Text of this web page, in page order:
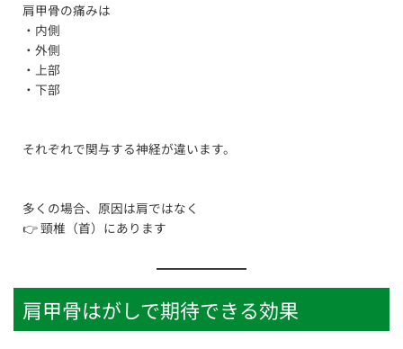
肩甲骨の痛みは
・内側
・外側
・上部
・下部
それぞれで関与する神経が違います。
多くの場合、原因は肩ではなく
👉 頸椎（首）にあります
肩甲骨はがしで期待できる効果